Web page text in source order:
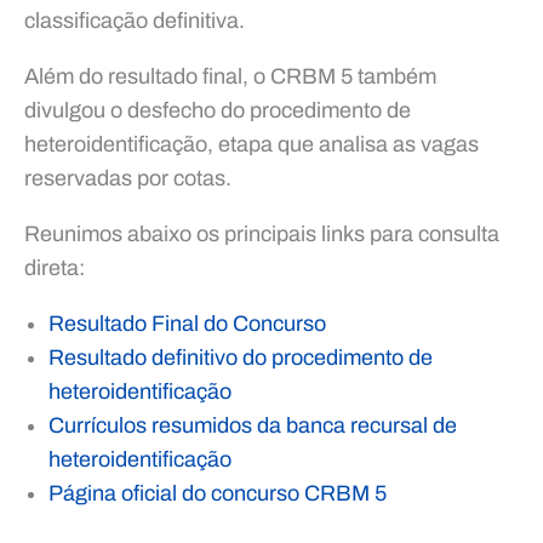
classificação definitiva.
Além do resultado final, o CRBM 5 também
divulgou o desfecho do procedimento de
heteroidentificação, etapa que analisa as vagas
reservadas por cotas.
Reunimos abaixo os principais links para consulta
direta:
Resultado Final do Concurso
Resultado definitivo do procedimento de
heteroidentificação
Currículos resumidos da banca recursal de
heteroidentificação
Página oficial do concurso CRBM 5